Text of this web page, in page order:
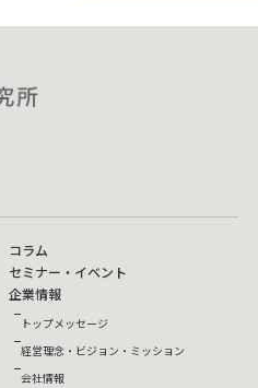
コラム
セミナー・イベント
企業情報
トップメッセージ
経営理念・ビジョン・ミッション
会社情報